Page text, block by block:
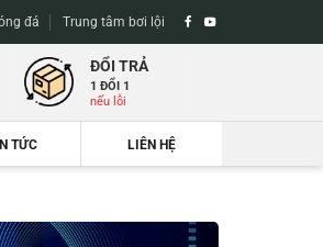
đá Trung tâm bơi lội
ĐỔI TRẢ
1 ĐỔI 1
nếu lỗi
TỨC LIÊN HỆ